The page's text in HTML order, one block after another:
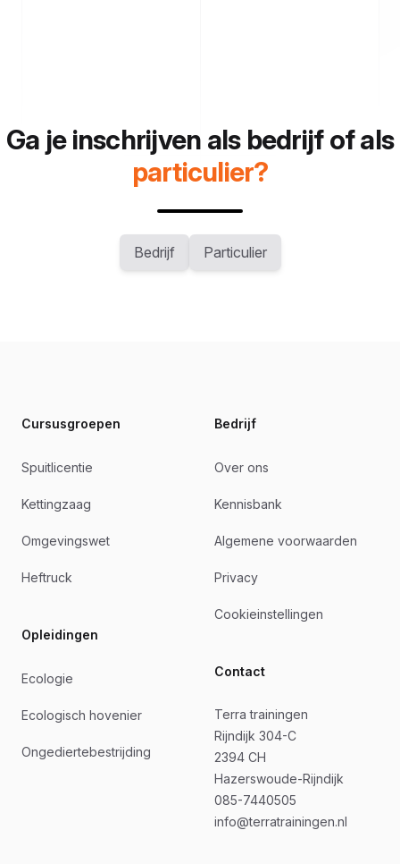
Ga je inschrijven als bedrijf of als
particulier?
Bedrijf Particulier
Cursusgroepen
Spuitlicentie
Kettingzaag
Omgevingswet
Heftruck
Opleidingen
Ecologie
Ecologisch hovenier
Ongediertebestrijding
Bedrijf
Over ons
Kennisbank
Algemene voorwaarden
Privacy
Cookieinstellingen
Contact
Terra trainingen
Rijndijk 304-C
2394 CH
Hazerswoude-Rijndijk
085-7440505
info@terratrainingen.nl